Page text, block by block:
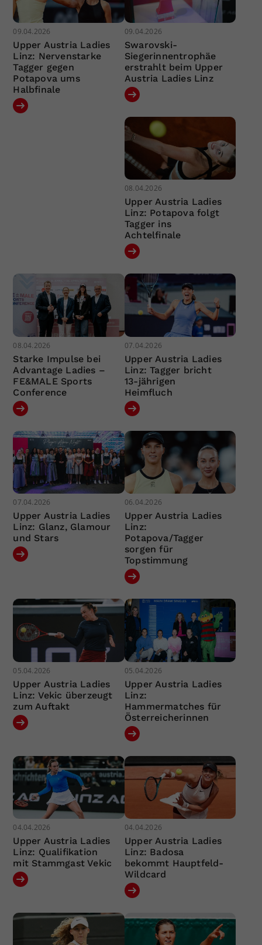
09.04.2026
Upper Austria Ladies
Linz: Nervenstarke
Tagger gegen
Potapova ums
Halbfinale
09.04.2026
Swarovski-
Siegerinnentrophäe
erstrahlt beim Upper
Austria Ladies Linz
08.04.2026
Upper Austria Ladies
Linz: Potapova folgt
Tagger ins
Achtelfinale
08.04.2026
Starke Impulse bei
Advantage Ladies –
FE&MALE Sports
Conference
07.04.2026
Upper Austria Ladies
Linz: Tagger bricht
13-jährigen
Heimfluch
07.04.2026
Upper Austria Ladies
Linz: Glanz, Glamour
und Stars
06.04.2026
Upper Austria Ladies
Linz:
Potapova/Tagger
sorgen für
Topstimmung
05.04.2026
Upper Austria Ladies
Linz: Vekic überzeugt
zum Auftakt
05.04.2026
Upper Austria Ladies
Linz:
Hammermatches für
Österreicherinnen
04.04.2026
Upper Austria Ladies
Linz: Qualifikation
mit Stammgast Vekic
04.04.2026
Upper Austria Ladies
Linz: Badosa
bekommt Hauptfeld-
Wildcard